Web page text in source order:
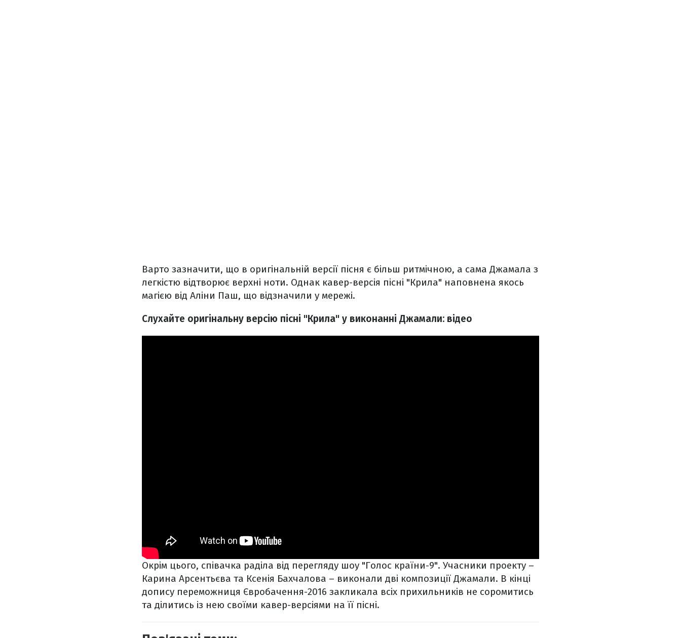
Варто зазначити, що в оригінальній версії пісня є більш ритмічною, а сама Джамала з
легкістю відтворює верхні ноти. Однак кавер-версія пісні "Крила" наповнена якось
магією від Аліни Паш, що відзначили у мережі.
Слухайте оригінальну версію пісні "Крила" у виконанні Джамали: відео
Окрім цього, співачка раділа від перегляду шоу "Голос країни-9". Учасники проекту –
Карина Арсентьєва та Ксенія Бахчалова – виконали дві композиції Джамали. В кінці
допису переможниця Євробачення-2016 закликала всіх прихильників не соромитись
та ділитись із нею своїми кавер-версіями на її пісні.